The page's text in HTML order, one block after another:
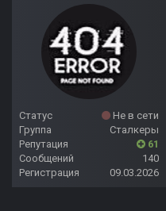
Статус
Не в сети
Группа
Сталкеры
Репутация
61
Сообщений
140
Регистрация
09.03.2026